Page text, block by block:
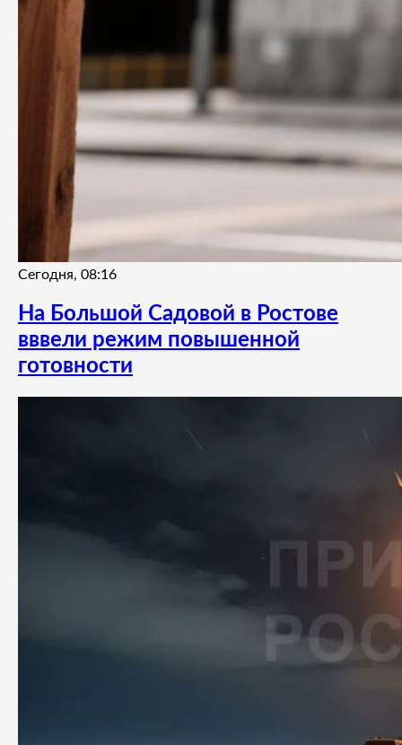
Сегодня, 08:16
На Большой Садовой в Ростове
вввели режим повышенной
готовности